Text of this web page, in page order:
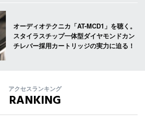
オーディオテクニカ「AT-MCD1」を聴く。
スタイラスチップ一体型ダイヤモンドカン
チレバー採用カートリッジの実力に迫る！
アクセスランキング
RANKING